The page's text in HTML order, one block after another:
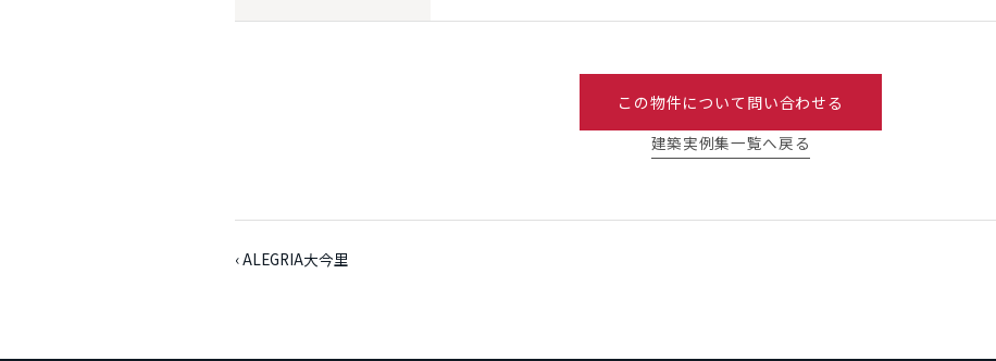
この物件について問い合わせる
建築実例集一覧へ戻る
‹ ALEGRIA大今里